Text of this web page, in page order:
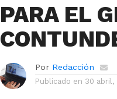
PARA EL
Por Redacción
Publicado en 30 abril,